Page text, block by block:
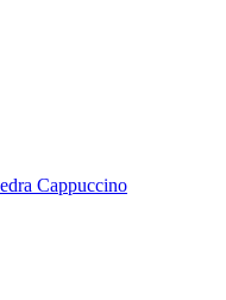
Cappuccino